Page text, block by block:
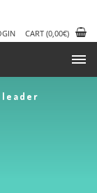
CART (0,00€)